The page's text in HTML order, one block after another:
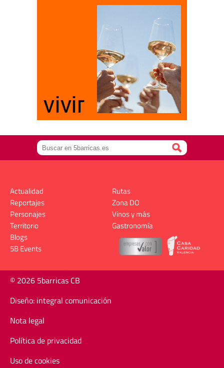
Actualidad
Reportajes
Personajes
Territorio
Rutas
Zona DO
Vinos y más
Gastronomía
Blogs
5B Events
© 2026 5barricas CB
Diseño: integral comunicación
Nota legal
Política de privacidad
Uso de cookies